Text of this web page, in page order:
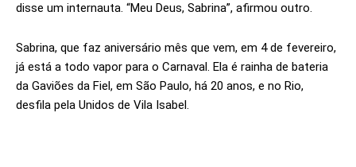
disse um internauta. “Meu Deus, Sabrina”, afirmou outro.
Sabrina, que faz aniversário mês que vem, em 4 de fevereiro,
já está a todo vapor para o Carnaval. Ela é rainha de bateria
da Gaviões da Fiel, em São Paulo, há 20 anos, e no Rio,
desfila pela Unidos de Vila Isabel.